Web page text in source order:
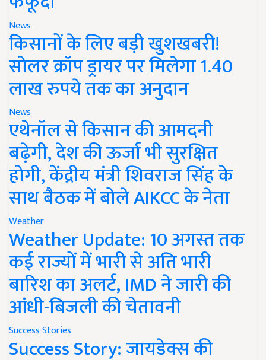
News
किसानों के लिए बड़ी खुशखबरी!
सोलर क्रॉप ड्रायर पर मिलेगा 1.40
लाख रुपये तक का अनुदान
News
एथेनॉल से किसान की आमदनी
बढ़ेगी, देश की ऊर्जा भी सुरक्षित
होगी, केंद्रीय मंत्री शिवराज सिंह के
साथ बैठक में बोले AIKCC के नेता
Weather
Weather Update: 10 अगस्त तक
कई राज्यों में भारी से अति भारी
बारिश का अलर्ट, IMD ने जारी की
आंधी-बिजली की चेतावनी
Success Stories
Success Story: जायडेक्स की